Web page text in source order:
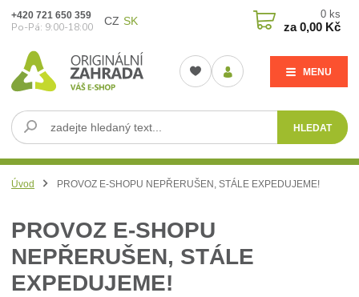
CZ SK
MENU
HLEDAT
+420 721 650 359
Po-Pá: 9:00-18:00
0 ks
za0,00 Kč
Úvod PROVOZ E-SHOPU NEPŘERUŠEN, STÁLE EXPEDUJEME!
PROVOZ E-SHOPU
NEPŘERUŠEN, STÁLE
EXPEDUJEME!